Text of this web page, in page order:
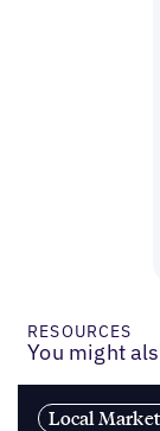
RESOURCES
You might
Local